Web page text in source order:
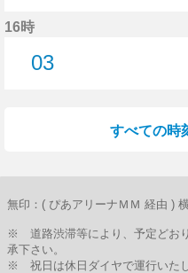
16時
03
すべての時
無印：( ぴあアリーナＭＭ 経由 )
※ 道路渋滞等により、予定どお
承下さい。
※ 祝日は休日ダイヤで運行いたし